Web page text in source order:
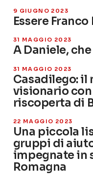
9 GIUGNO 2023
Essere Franco
31 MAGGIO 2023
A Daniele,
31 MAGGIO 2023
Casadilego: il
visionario
riscoperta di
22 MAGGIO 2023
Una piccola
gruppi di
impegnate in
Romagna